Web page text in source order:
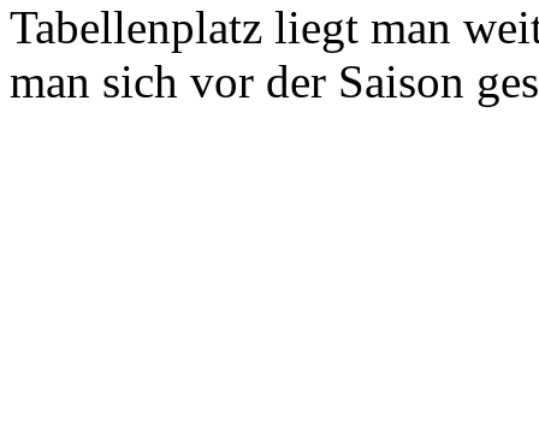
Tabellenplatz liegt man
man sich vor der Saison